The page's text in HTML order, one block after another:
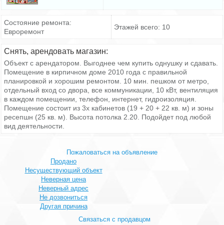
Состояние ремонта:
Евроремонт
Этажей всего: 10
Снять, арендовать магазин:
Объект с арендатором. Выгоднее чем купить однушку и сдавать.
Помещение в кирпичном доме 2010 года с правильной
планировкой и хорошим ремонтом. 10 мин. пешком от метро,
отдельный вход со двора, все коммуникации, 10 кВт, вентиляция
в каждом помещении, телефон, интернет, гидроизоляция.
Помещение состоит из 3х кабинетов (19 + 20 + 22 кв. м) и зоны
ресепшн (25 кв. м). Высота потолка 2.20. Подойдет под любой
вид деятельности.
Пожаловаться на объявление
Продано
Несуществующий объект
Неверная цена
Неверный адрес
Не дозвониться
Другая причина
Связаться с продавцом